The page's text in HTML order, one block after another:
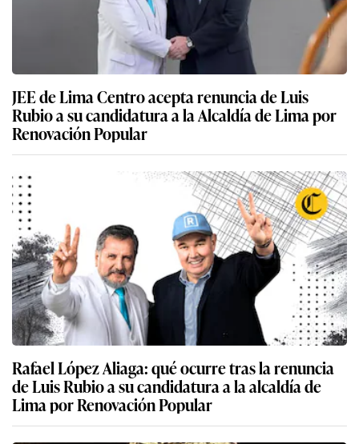
JEE de Lima Centro acepta renuncia de Luis
Rubio a su candidatura a la Alcaldía de Lima por
Renovación Popular
Rafael López Aliaga: qué ocurre tras la renuncia
de Luis Rubio a su candidatura a la alcaldía de
Lima por Renovación Popular